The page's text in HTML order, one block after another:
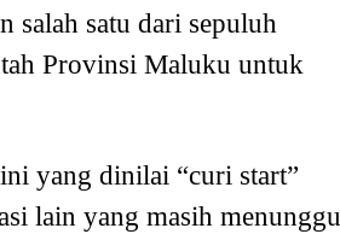
salah satu dari sepuluh
Provinsi Maluku untuk
yang dinilai “curi start”
lain yang masih menunggu